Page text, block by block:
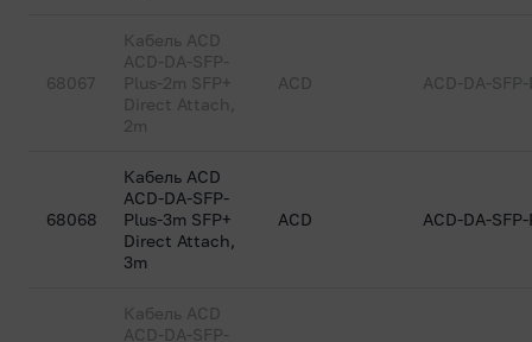
68067
Кабель ACD
ACD-DA-SFP-
Plus-2m SFP+
Direct Attach,
2m
ACD ACD-DA-
68068
Кабель ACD
ACD-DA-SFP-
Plus-3m SFP+
Direct Attach,
3m
ACD ACD-DA-
Кабель ACD
ACD-DA-SFP-